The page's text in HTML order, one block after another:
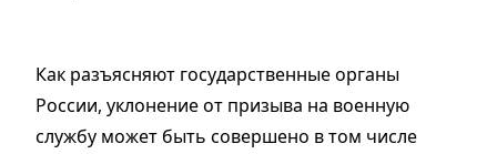
Как разъясняют государственные органы
России, уклонение от призыва на военную
службу может быть совершено в том числе